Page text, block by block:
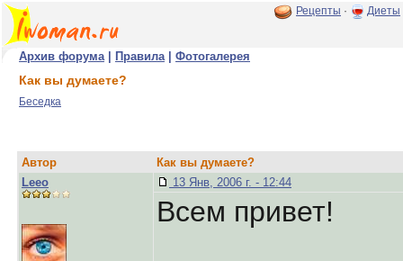
Рецепты · Диеты
Архив форума| Правила| Фотогалерея
Как вы думаете?
Беседка
Автор
Как вы думаете?
Leeo
13 Янв, 2006 г. - 12:44
Всем привет!